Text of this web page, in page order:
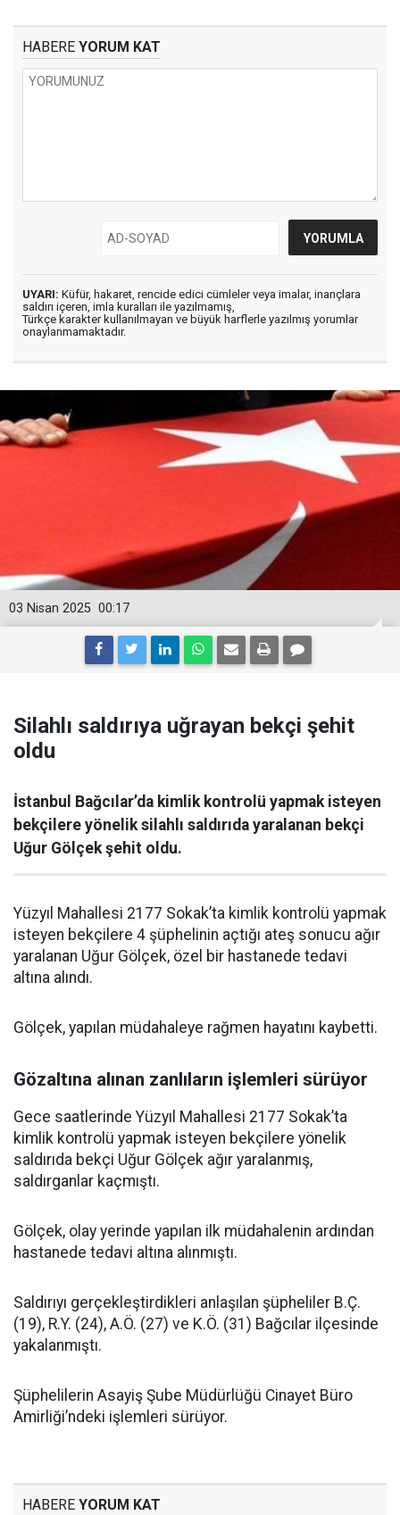
HABERE YORUM KAT
UYARI: Küfür, hakaret, rencide edici cümleler veya imalar, inançlara
saldırı içeren, imla kuralları ile yazılmamış,
Türkçe karakter kullanılmayan ve büyük harflerle yazılmış yorumlar
onaylanmamaktadır.
00:17
03 Nisan 2025
Silahlı saldırıya uğrayan bekçi şehit
oldu
İstanbul Bağcılar’da kimlik kontrolü yapmak isteyen
bekçilere yönelik silahlı saldırıda yaralanan bekçi
Uğur Gölçek şehit oldu.
Yüzyıl Mahallesi 2177 Sokak’ta kimlik kontrolü yapmak
isteyen bekçilere 4 şüphelinin açtığı ateş sonucu ağır
yaralanan Uğur Gölçek, özel bir hastanede tedavi
altına alındı.
Gölçek, yapılan müdahaleye rağmen hayatını kaybetti.
Gözaltına alınan zanlıların işlemleri sürüyor
Gece saatlerinde Yüzyıl Mahallesi 2177 Sokak’ta
kimlik kontrolü yapmak isteyen bekçilere yönelik
saldırıda bekçi Uğur Gölçek ağır yaralanmış,
saldırganlar kaçmıştı.
Gölçek, olay yerinde yapılan ilk müdahalenin ardından
hastanede tedavi altına alınmıştı.
Saldırıyı gerçekleştirdikleri anlaşılan şüpheliler B.Ç.
(19), R.Y. (24), A.Ö. (27) ve K.Ö. (31) Bağcılar ilçesinde
yakalanmıştı.
Şüphelilerin Asayiş Şube Müdürlüğü Cinayet Büro
Amirliği’ndeki işlemleri sürüyor.
HABERE YORUM KAT